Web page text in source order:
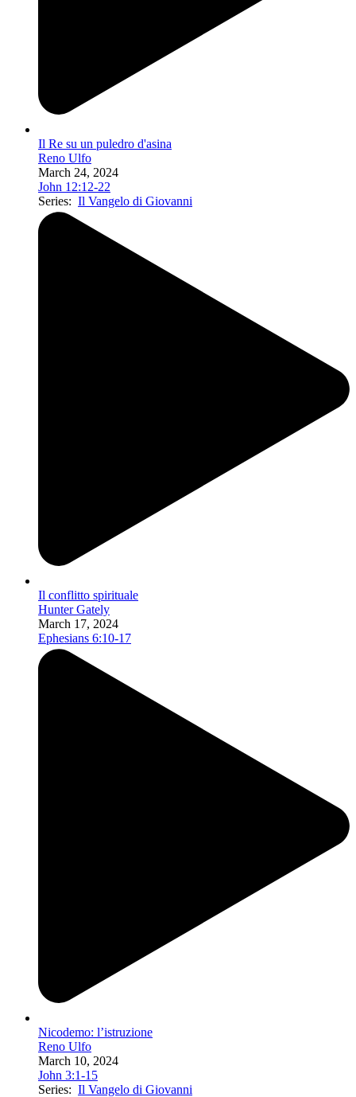
Il Re su un puledro d'asina
Reno Ulfo
March 24, 2024
John 12:12-22
Series: Il Vangelo di Giovanni
Il conflitto spirituale
Hunter Gately
March 17, 2024
Ephesians 6:10-17
Nicodemo: l’istruzione
Reno Ulfo
March 10, 2024
John 3:1-15
Series: Il Vangelo di Giovanni